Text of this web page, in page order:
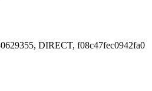
DIRECT, f08c47fec0942fa0